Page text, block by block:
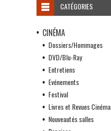
CATÉGORIES
CINÉMA
Dossiers/Hommages
DVD/Blu-Ray
Entretiens
Evénements
Festival
Livres et Revues Cinéma
Nouveautés salles